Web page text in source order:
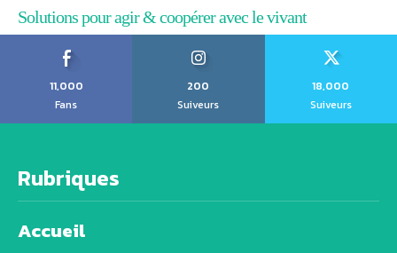
Solutions pour agir & coopérer avec le vivant
11,000
Fans
200
Suiveurs
18,000
Suiveurs
Rubriques
Accueil